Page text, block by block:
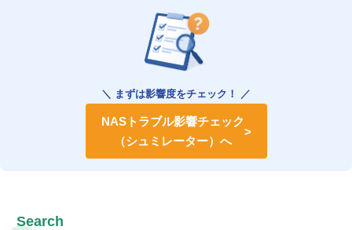
＼ まずは影響度をチェック！ ／
NASトラブル影響チェック
（シュミレーター）へ